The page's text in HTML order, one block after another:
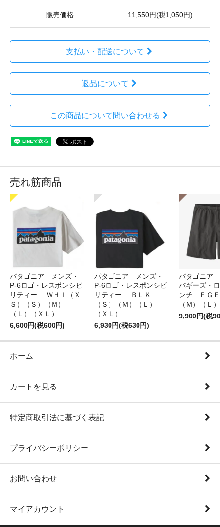
販売価格 11,550円(税1,050円)
支払い・配送について
返品について
この商品について問い合わせる
売れ筋商品
パタゴニア メンズ・
P-6ロゴ・レスポンシビ
リティー ＷＨＩ（Ｘ
Ｓ）（Ｓ）（Ｍ）
（Ｌ）（ＸＬ）
6,600円(税600円)
パタゴニア メンズ・
P-6ロゴ・レスポンシビ
リティー ＢＬＫ
（Ｓ）（Ｍ）（Ｌ）
（ＸＬ）
6,930円(税630円)
パタゴニア
バギーズ・
ンチ ＦＧ
（Ｍ）（Ｌ
9,900円(税
ホーム
カートを見る
特定商取引法に基づく表記
プライバシーポリシー
お問い合わせ
マイアカウント